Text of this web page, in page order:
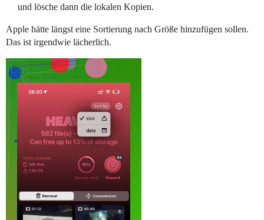
und lösche dann die lokalen Kopien.
Apple hätte längst eine Sortierung nach Größe hinzufügen sollen.
Das ist irgendwie lächerlich.